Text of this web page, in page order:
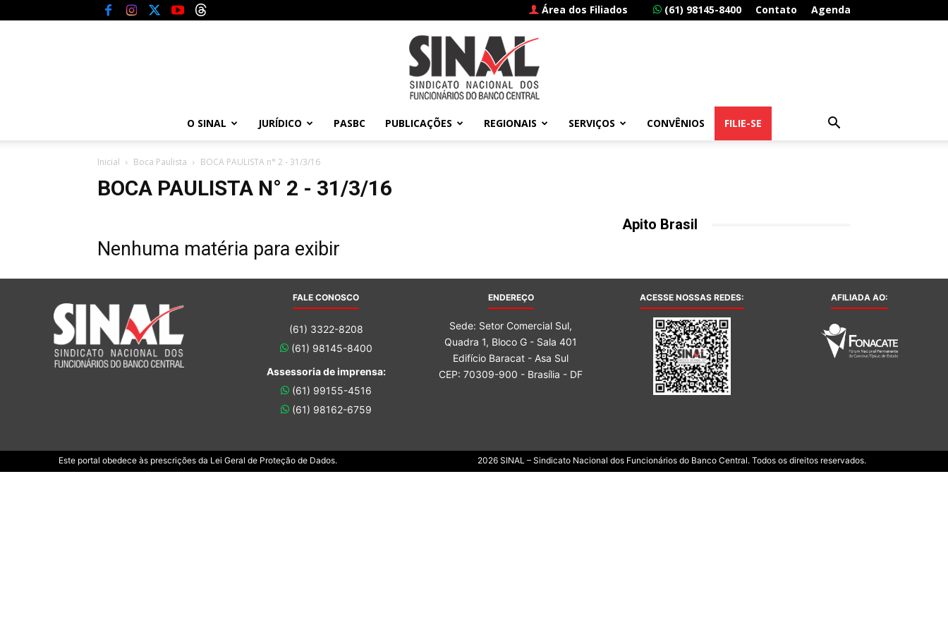
Área dos Filiados (61) 98145-8400 Contato Agenda
Sindicato
O SINAL JURÍDICO PASBC PUBLICAÇÕES REGIONAIS SERVIÇOS CONVÊNIOS FILIE-SE
Inicial Boca Paulista BOCA PAULISTA n° 2 - 31/3/16
BOCA PAULISTA N° 2 - 31/3/16
Nenhuma matéria para exibir
Apito Brasil
FALE CONOSCO
(61) 3322-8208
(61) 98145-8400
Assessoria de imprensa:
(61) 99155-4516
(61) 98162-6759
ENDEREÇO
Sede: Setor Comercial Sul,
Quadra 1, Bloco G - Sala 401
Edifício Baracat - Asa Sul
CEP: 70309-900 - Brasília - DF
ACESSE NOSSAS REDES: AFILIADA AO:
Este portal obedece às prescrições da Lei Geral de Proteção de Dados. 2026 SINAL – Sindicato Nacional dos Funcionários do Banco Central. Todos os direitos reservados.